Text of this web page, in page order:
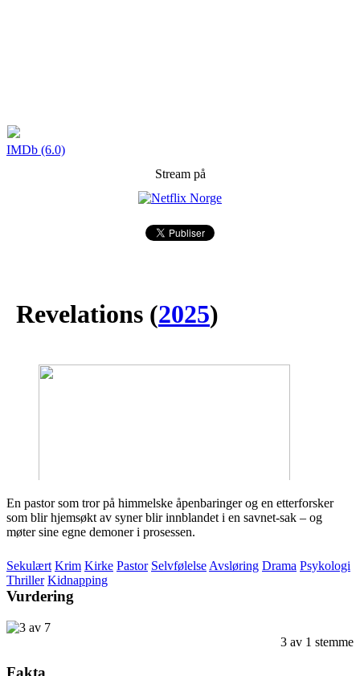
IMDb (6.0)
Stream på
Revelations (2025)
En pastor som tror på himmelske åpenbaringer og en etterforsker
som blir hjemsøkt av syner blir innblandet i en savnet-sak – og
møter sine egne demoner i prosessen.
Sekulært Krim Kirke Pastor Selvfølelse Avsløring Drama Psykologi
Thriller Kidnapping
Vurdering
3 av 1 stemme